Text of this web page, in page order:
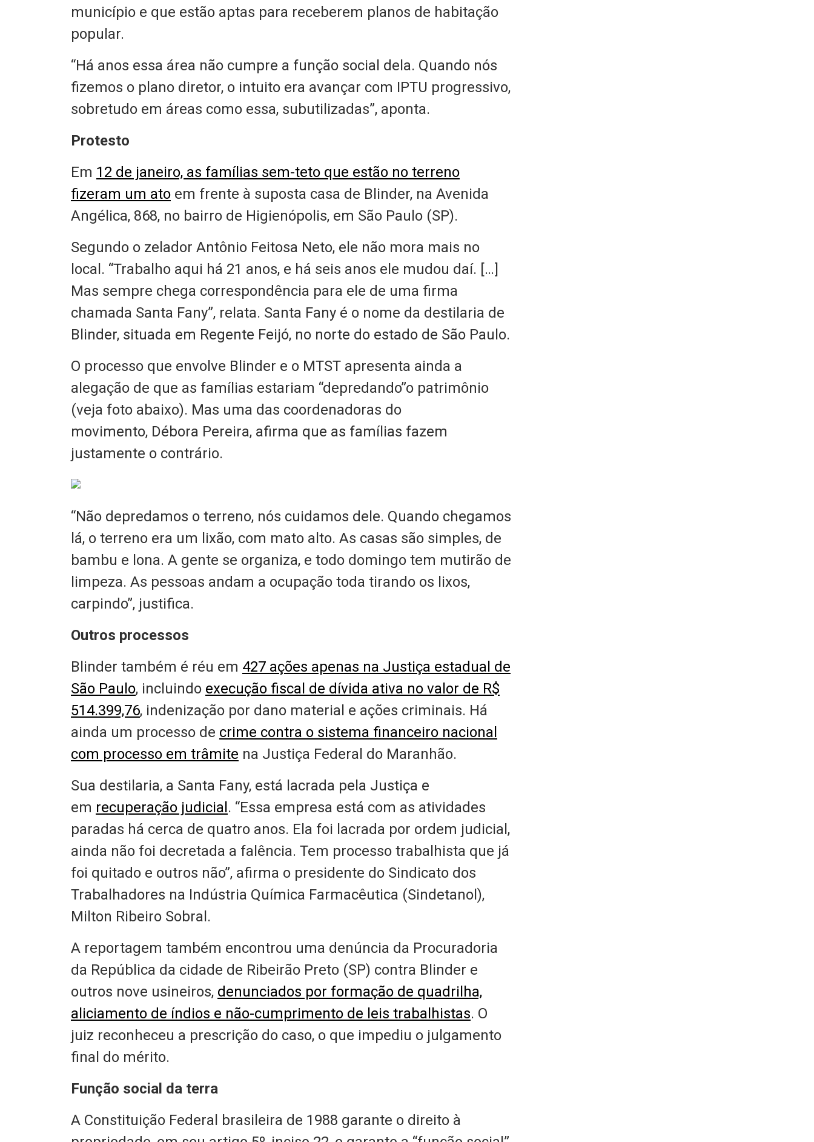
município e que estão aptas para receberem planos de habitação
popular.
“Há anos essa área não cumpre a função social dela. Quando nós
fizemos o plano diretor, o intuito era avançar com IPTU progressivo,
sobretudo em áreas como essa, subutilizadas”, aponta.
Protesto
Em 12 de janeiro, as famílias sem-teto que estão no terreno
fizeram um ato em frente à suposta casa de Blinder, na Avenida
Angélica, 868, no bairro de Higienópolis, em São Paulo (SP).
Segundo o zelador Antônio Feitosa Neto, ele não mora mais no
local. “Trabalho aqui há 21 anos, e há seis anos ele mudou daí. […]
Mas sempre chega correspondência para ele de uma firma
chamada Santa Fany”, relata. Santa Fany é o nome da destilaria de
Blinder, situada em Regente Feijó, no norte do estado de São Paulo.
O processo que envolve Blinder e o MTST apresenta ainda a
alegação de que as famílias estariam “depredando”o patrimônio
(veja foto abaixo). Mas uma das coordenadoras do
movimento, Débora Pereira, afirma que as famílias fazem
justamente o contrário.
“Não depredamos o terreno, nós cuidamos dele. Quando chegamos
lá, o terreno era um lixão, com mato alto. As casas são simples, de
bambu e lona. A gente se organiza, e todo domingo tem mutirão de
limpeza. As pessoas andam a ocupação toda tirando os lixos,
carpindo”, justifica.
Outros processos
Blinder também é réu em 427 ações apenas na Justiça estadual de
São Paulo, incluindo execução fiscal de dívida ativa no valor de R$
514.399,76, indenização por dano material e ações criminais. Há
ainda um processo de crime contra o sistema financeiro nacional
com processo em trâmite na Justiça Federal do Maranhão.
Sua destilaria, a Santa Fany, está lacrada pela Justiça e
em recuperação judicial . “Essa empresa está com as atividades
paradas há cerca de quatro anos. Ela foi lacrada por ordem judicial,
ainda não foi decretada a falência. Tem processo trabalhista que já
foi quitado e outros não”, afirma o presidente do Sindicato dos
Trabalhadores na Indústria Química Farmacêutica (Sindetanol),
Milton Ribeiro Sobral.
A reportagem também encontrou uma denúncia da Procuradoria
da República da cidade de Ribeirão Preto (SP) contra Blinder e
outros nove usineiros, denunciados por formação de quadrilha,
aliciamento de índios e não-cumprimento de leis trabalhistas. O
juiz reconheceu a prescrição do caso, o que impediu o julgamento
final do mérito.
Função social da terra
A Constituição Federal brasileira de 1988 garante o direito à